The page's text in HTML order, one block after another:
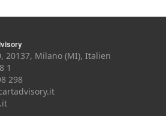
20137, Milano (MI), Italien
1
298